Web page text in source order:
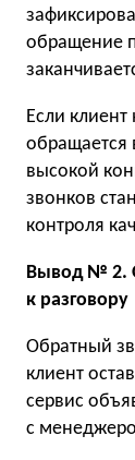
обращение
Если клиент
обращается
высокой
звонков
контроля
Вывод № 2.
к разговору
Обратный
клиент
сервис
с